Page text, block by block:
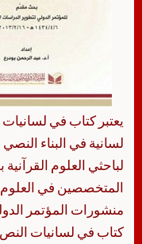
يعتبر كتاب في
لسانية في البناء
لباحثي العلوم
المتخصصين في
منشورات المؤتمر
كتاب في لسانيات